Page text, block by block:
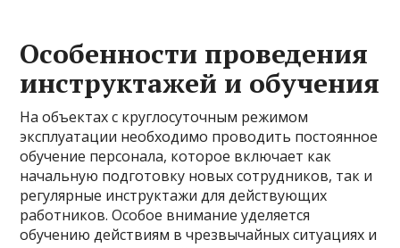
Особенности проведения
инструктажей и обучения
На объектах с круглосуточным режимом
эксплуатации необходимо проводить постоянное
обучение персонала, которое включает как
начальную подготовку новых сотрудников, так и
регулярные инструктажи для действующих
работников. Особое внимание уделяется
обучению действиям в чрезвычайных ситуациях и